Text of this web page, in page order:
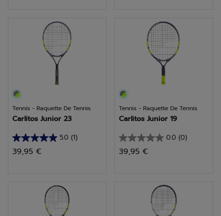
Tennis - Raquette De Tennis
Carlitos Junior 23
5.0 (1)
5.0
sur
39,95 €
Tennis - Raquette De Tennis
Carlitos Junior 19
0.0 (0)
0.0
sur
39,95 €